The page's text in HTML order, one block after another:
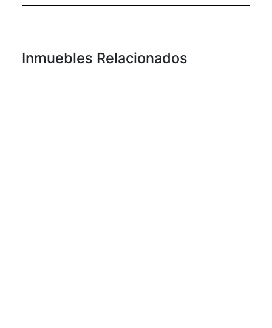
Inmuebles Relacionados